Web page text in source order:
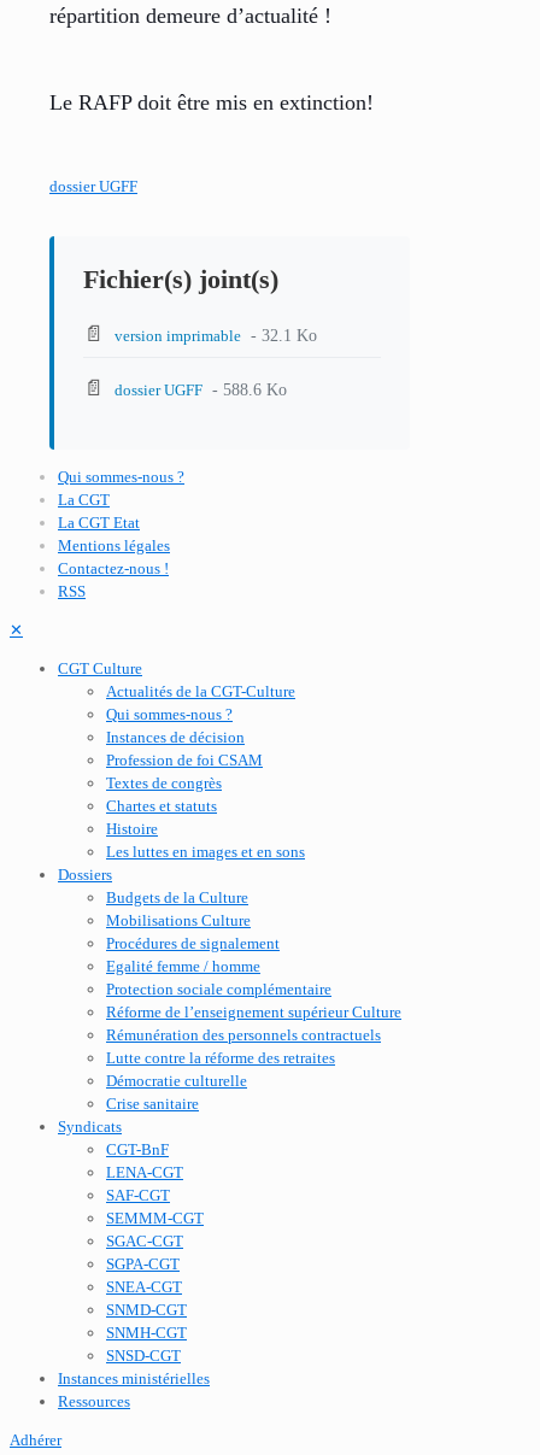
répartition demeure d’actualité !
Le RAFP doit être mis en extinction!
dossier UGFF
Fichier(s) joint(s)
📄 version imprimable - 32.1 Ko
📄 dossier UGFF - 588.6 Ko
Qui sommes-nous ?
La CGT
La CGT Etat
Mentions légales
Contactez-nous !
RSS
✕
CGT Culture
Actualités de la CGT-Culture
Qui sommes-nous ?
Instances de décision
Profession de foi CSAM
Textes de congrès
Chartes et statuts
Histoire
Les luttes en images et en sons
Dossiers
Budgets de la Culture
Mobilisations Culture
Procédures de signalement
Egalité femme / homme
Protection sociale complémentaire
Réforme de l’enseignement supérieur Culture
Rémunération des personnels contractuels
Lutte contre la réforme des retraites
Démocratie culturelle
Crise sanitaire
Syndicats
CGT-BnF
LENA-CGT
SAF-CGT
SEMMM-CGT
SGAC-CGT
SGPA-CGT
SNEA-CGT
SNMD-CGT
SNMH-CGT
SNSD-CGT
Instances ministérielles
Ressources
Adhérer